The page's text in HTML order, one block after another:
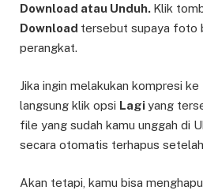
Download atau Unduh. Klik
Download tersebut supaya foto
perangkat.
Jika ingin melakukan kompresi
langsung klik opsi Lagiyang
file yang sudah kamu unggah di
secara otomatis terhapus
Akan tetapi, kamu bisa